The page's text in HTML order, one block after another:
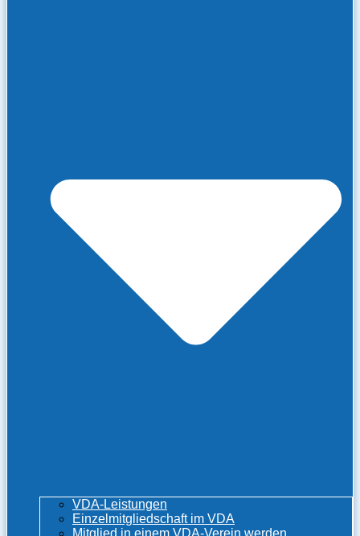
VDA-Leistungen
Einzelmitgliedschaft im VDA
Mitglied in einem VDA-Verein werden